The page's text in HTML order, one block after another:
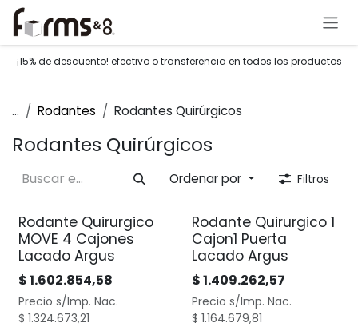
Ir al contenido
¡15% de descuento! efectivo o transferencia en todos los productos
... Rodantes Rodantes Quirúrgicos
Rodantes Quirúrgicos
Ordenar por Filtros
Rodante Quirurgico
MOVE 4 Cajones
Lacado Argus
$1.602.854,58
Precio s/Imp. Nac.
$ 1.324.673,21
Rodante Quirurgico 1
Cajon1 Puerta
Lacado Argus
$1.409.262,57
Precio s/Imp. Nac.
$ 1.164.679,81